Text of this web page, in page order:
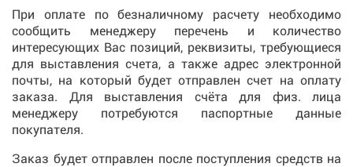
При оплате по безналичному расчету необходимо
сообщить менеджеру перечень и количество
интересующих Вас позиций, реквизиты, требующиеся
для выставления счета, а также адрес электронной
почты, на который будет отправлен счет на оплату
заказа. Для выставления счёта для физ. лица
менеджеру потребуются паспортные данные
покупателя.
Заказ будет отправлен после поступления средств на